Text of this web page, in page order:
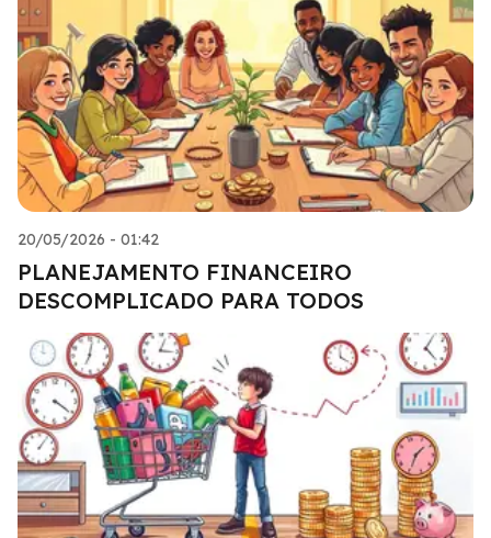
20/05/2026 - 01:42
PLANEJAMENTO FINANCEIRO
DESCOMPLICADO PARA TODOS